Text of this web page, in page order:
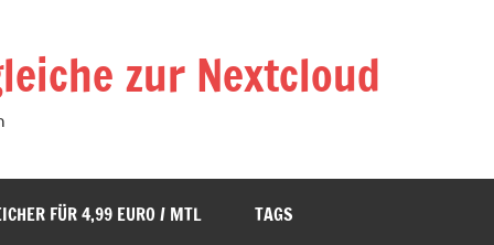
zur Nextcloud
FÜR 4,99 EURO / MTL TAGS